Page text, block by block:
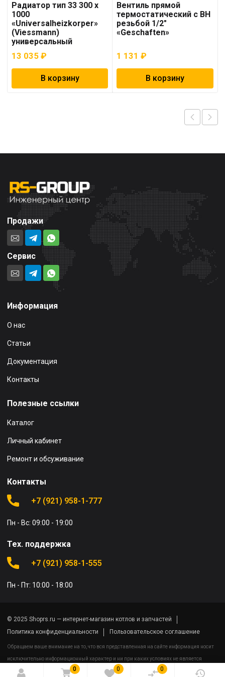
0 0 0
Радиатор тип 33 300 x
1000
«Universalheizkorper»
(Viessmann)
универсальный
13 035 ₽
В корзину
Вентиль прямой
термостатический с ВН
резьбой 1/2″
«Geschaften»
1 131₽
В корзину
Продажи
Сервис
Информация
О нас
Статьи
Документация
Контакты
Полезные ссылки
Каталог
Личный кабинет
Ремонт и обсуживание
Контакты
+7 (921) 958-1-777
Пн - Вс: 09:00 - 19:00
Тех. поддержка
+7 (921) 958-1-555
Пн - Пт: 10:00 - 18:00
© 2025 Shoprs.ru — интернет-магазин котлов и запчастей
Политика конфиденциальности
Пользовательское соглашение
Обращаем ваше внимание на то, что вся представленная на сайте информация носит
исключительно информационный характер и ни при каких условиях не является
публичной офертой определяемой положениями Статьи 437(2) Гражданского кодекса